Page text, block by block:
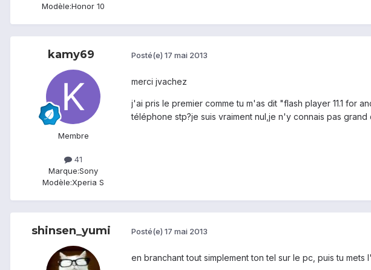
Modèle:Honor 10
kamy69
Membre
41
Marque:Sony
Modèle:Xperia S
Posté(e) 17 mai 2013
merci jvachez
j'ai pris le premier comme tu m'as dit "flash player 11.1 for
téléphone stp?je suis vraiment nul,je n'y connais pas grand
shinsen_yumi Posté(e) 17 mai 2013
en branchant tout simplement ton tel sur le pc, puis tu